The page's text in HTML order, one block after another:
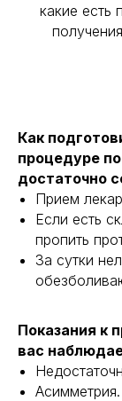
какие есть
Как
процедуре
достаточно
Прием
Если есть
пропить
За сутки
Показания к
вас
Асимметрия.